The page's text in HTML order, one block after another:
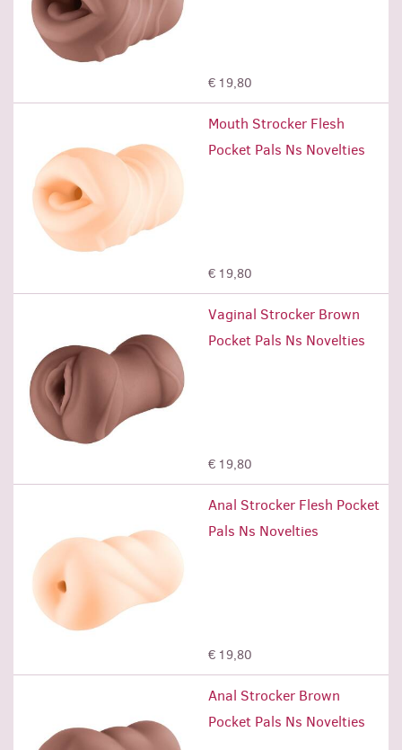
Προσθήκη
€ 19,80
Προσθήκη
Mouth Strocker Flesh
Pocket Pals Ns Novelties
€ 19,80
Προσθήκη
Vaginal Strocker Brown
Pocket Pals Ns Novelties
€ 19,80
Προσθήκη
Anal Strocker Flesh Pocket
Pals Ns Novelties
€ 19,80
Anal Strocker Brown
Pocket Pals Ns Novelties